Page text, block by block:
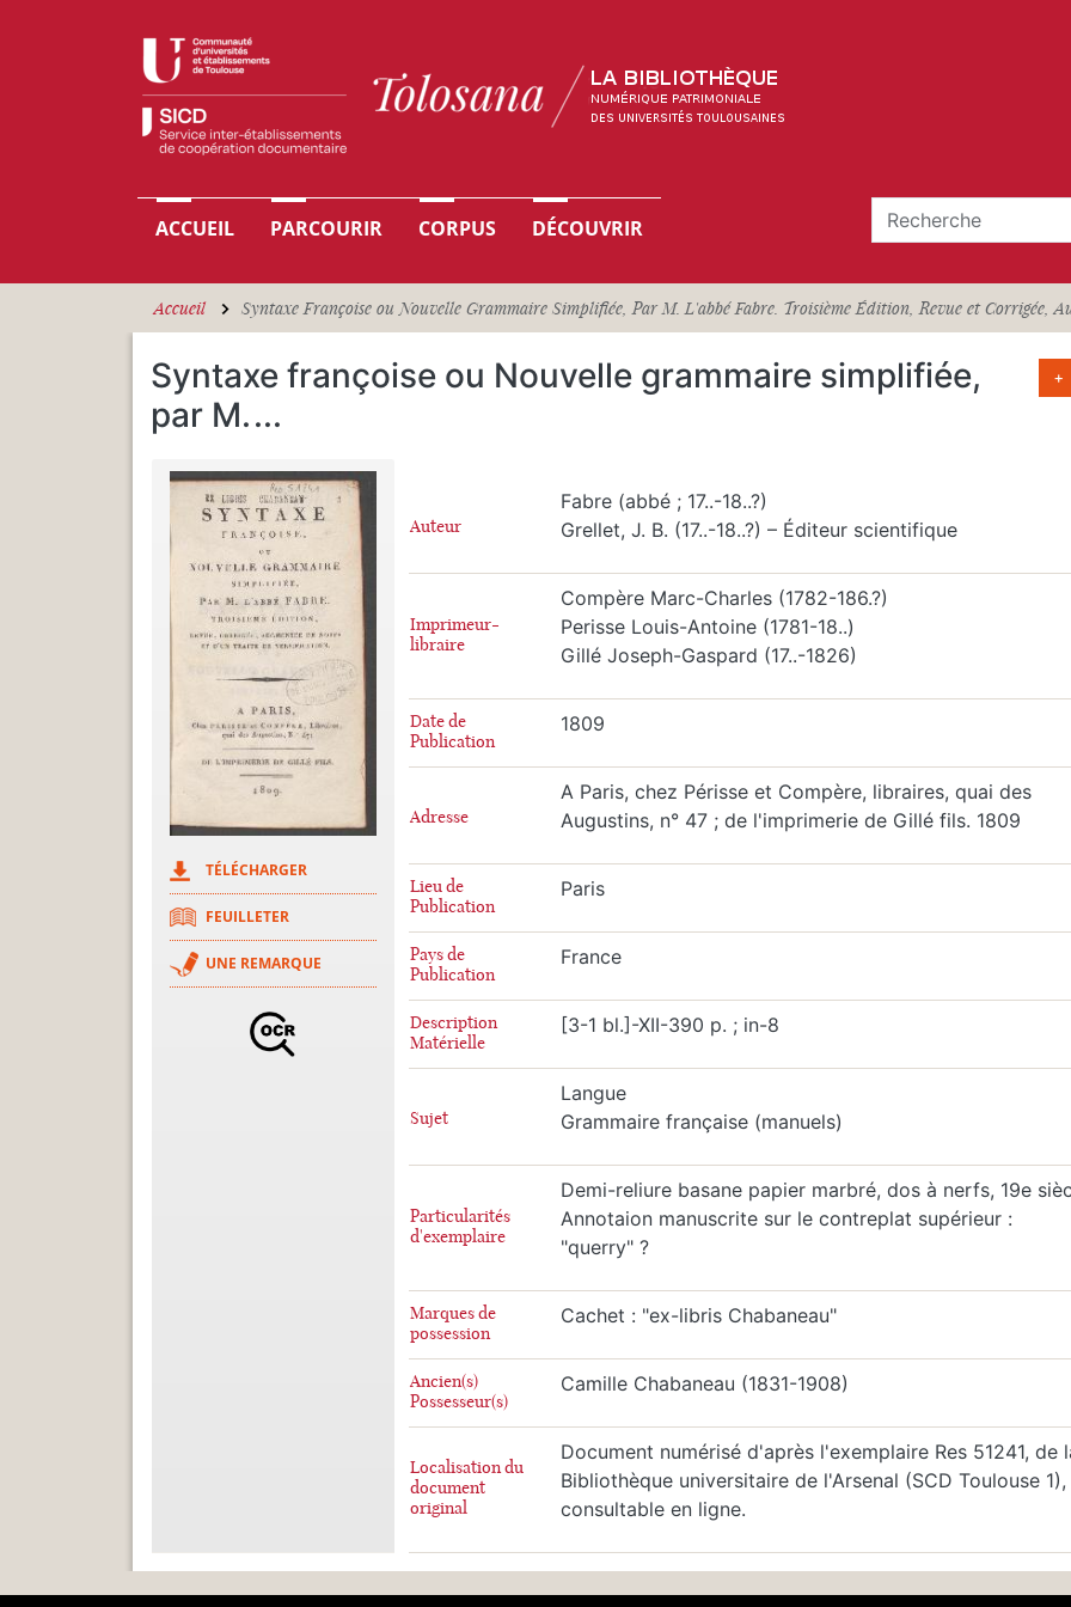
Navigation principale
ACCUEIL PARCOURIR CORPUS DÉCOUVRIR
Accueil Syntaxe Françoise ou Nouvelle Grammaire Simplifiée, Par M. L'abbé Fabre. Troisième Édition, Revue et Corrigée,
Syntaxe françoise ou Nouvelle grammaire simplifiée,
par M....
+
TÉLÉCHARGER
FEUILLETER
UNE REMARQUE
Auteur
Fabre (abbé ; 17..-18..?)
Grellet, J. B. (17..-18..?) – Éditeur scientifique
Imprimeur-
libraire
Compère Marc-Charles (1782-186.?)
Perisse Louis-Antoine (1781-18..)
Gillé Joseph-Gaspard (17..-1826)
Date de
Publication
1809
Adresse
A Paris, chez Périsse et Compère, libraires, quai des
Augustins, n° 47 ; de l'imprimerie de Gillé fils. 1809
Lieu de
Publication
Paris
Pays de
Publication
France
Description
Matérielle
[3-1 bl.]-XII-390 p. ; in-8
Sujet
Langue
Grammaire française (manuels)
Particularités
d'exemplaire
Demi-reliure basane papier marbré, dos à nerfs, 19e
Annotaion manuscrite sur le contreplat supérieur :
"querry" ?
Marques de
possession
Cachet : "ex-libris Chabaneau"
Ancien(s)
Possesseur(s)
Camille Chabaneau (1831-1908)
Localisation du
document
original
Document numérisé d'après l'exemplaire Res 51241, de
Bibliothèque universitaire de l'Arsenal (SCD Toulouse 1),
consultable en ligne.